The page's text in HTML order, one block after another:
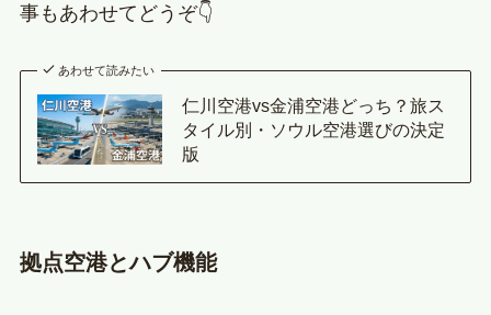
事もあわせてどうぞ👇
あわせて読みたい
仁川空港vs金浦空港どっち？旅ス
タイル別・ソウル空港選びの決定
版
拠点空港とハブ機能